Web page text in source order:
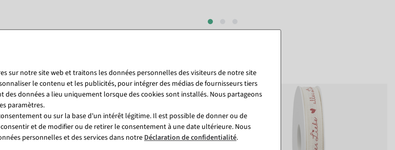
pourriez aussi aimer (8)
%
sur notre site web et traitons les données personnelles des visiteurs de notre site
le contenu et les publicités, pour intégrer des médias de fournisseurs tiers
données a lieu uniquement lorsque des cookies sont installés. Nous partageons
paramètres.
ou sur la base d'un intérêt légitime. Il est possible de donner ou de
et de modifier ou de retirer le consentement à une date ultérieure. Nous
personnelles et des services dans notreDéclaration de confidentialité.